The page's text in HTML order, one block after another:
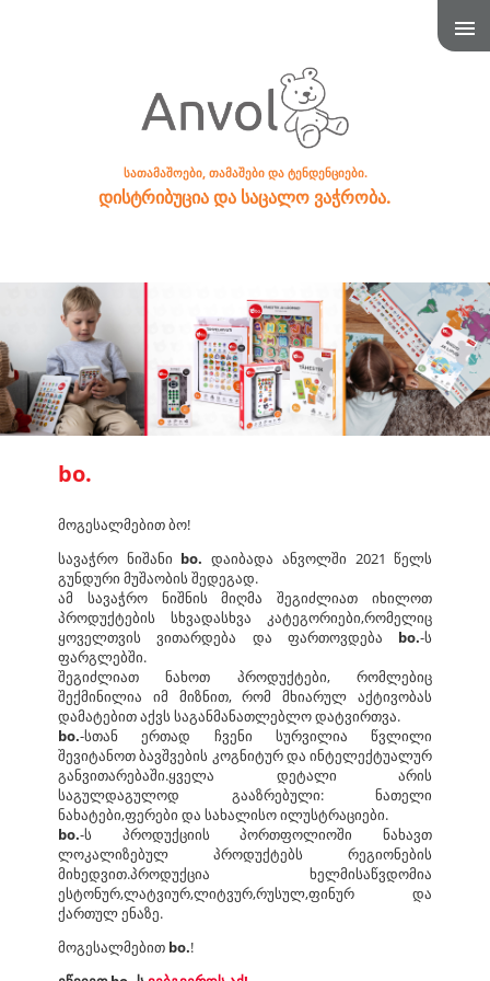
სათამაშოები, თამაშები და ტენდენციები.
დისტრიბუცია და საცალო ვაჭრობა.
bo.
მოგესალმებით ბო!
სავაჭრო ნიშანი bo. დაიბადა ანვოლში 2021 წელს
გუნდური მუშაობის შედეგად.
ამ სავაჭრო ნიშნის მიღმა შეგიძლიათ იხილოთ
პროდუქტების სხვადასხვა კატეგორიები,რომელიც
ყოველთვის ვითარდება და ფართოვდება bo.-ს
ფარგლებში.
შეგიძლიათ ნახოთ პროდუქტები, რომლებიც
შექმინილია იმ მიზნით, რომ მხიარულ აქტივობას
დამატებით აქვს საგანმანათლებლო დატვირთვა.
bo.-სთან ერთად ჩვენი სურვილია წვლილი
შევიტანოთ ბავშვების კოგნიტურ და ინტელექტუალურ
განვითარებაში.ყველა დეტალი არის
საგულდაგულოდ გააზრებული: ნათელი
ნახატები,ფერები და სახალისო ილუსტრაციები.
bo.-ს პროდუქციის პორთფოლიოში ნახავთ
ლოკალიზებულ პროდუქტებს რეგიონების
მიხედვით.პროდუქცია ხელმისაწვდომია
ესტონურ,ლატვიურ,ლიტვურ,რუსულ,ფინურ და
ქართულ ენაზე.
მოგესალმებით bo.!